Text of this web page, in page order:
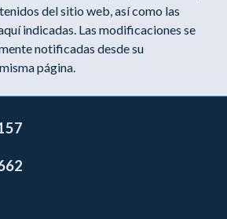
del sitio web, así como las
indicadas. Las modificaciones se
notificadas desde su
página.